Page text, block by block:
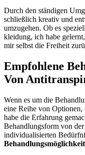
Durch⁤ den ständigen
schließlich kreativ und
umzugehen. ⁤Ob es
‍kleidung, ich habe‍
mir ‌selbst die Freiheit
Empfohlene
‍Von
Wenn es um⁢ die
⁢eine Reihe von
habe die ​Erfahrung
Behandlungsform⁢ von
individualisierten